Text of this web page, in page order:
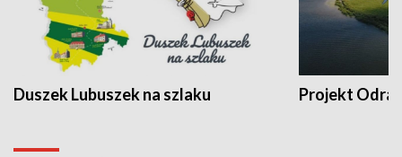
Duszek Lubuszek na szlaku Projekt Odra